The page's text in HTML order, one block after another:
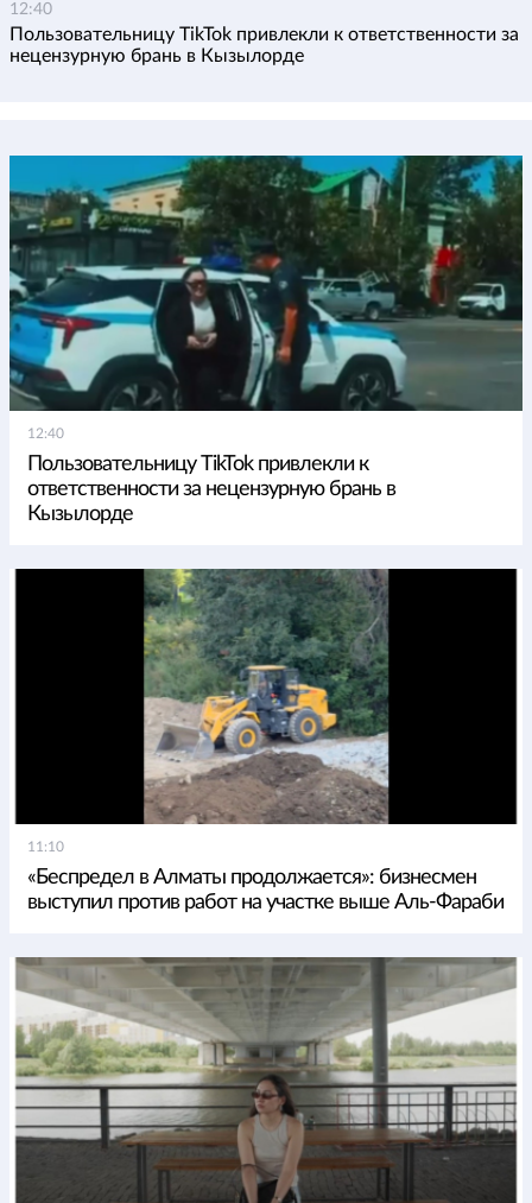
12:40
Пользовательницу TikTok привлекли к ответственности за
нецензурную брань в Кызылорде
12:40
Пользовательницу TikTok привлекли к
ответственности за нецензурную брань в
Кызылорде
11:10
«Беспредел в Алматы продолжается»: бизнесмен
выступил против работ на участке выше Аль-Фараби